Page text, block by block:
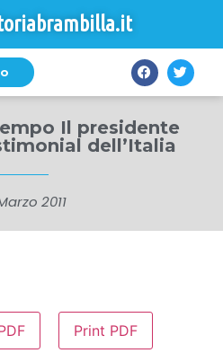
Il presidente
dell’Italia
2011
Print PDF